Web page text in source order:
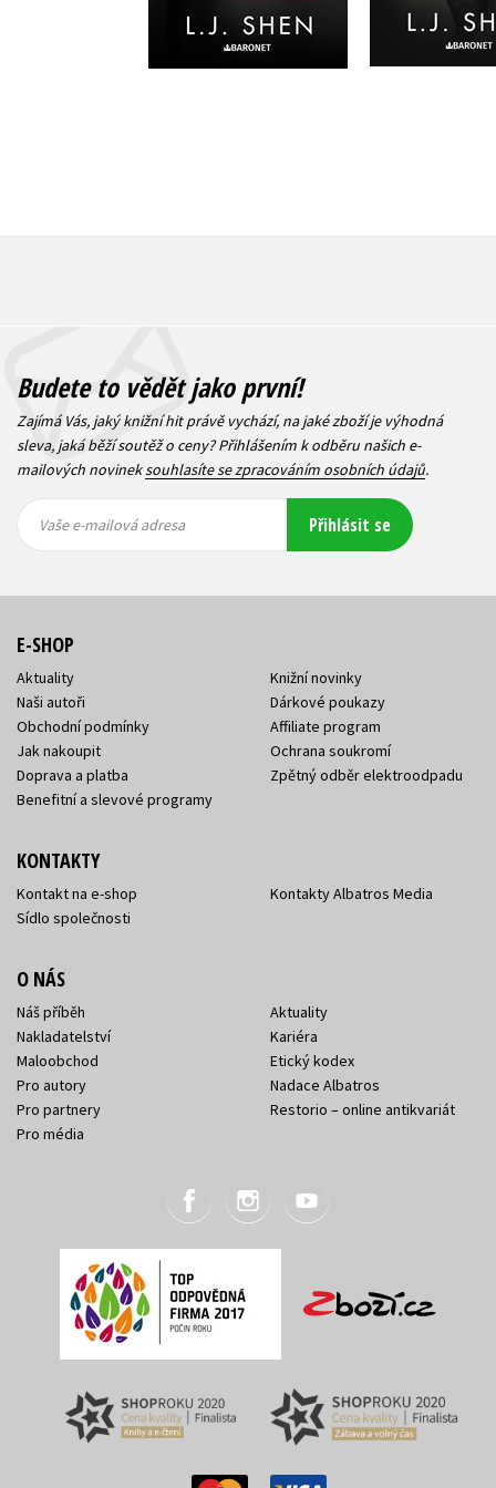
499 Kč
399 Kč 399 Kč
Budete to vědět jako první!
Zajímá Vás, jaký knižní hit právě vychází, na jaké zboží je výhodná
sleva, jaká běží soutěž o ceny? Přihlášením k odběru našich e-
mailových novineksouhlasíte se zpracováním osobních údajů.
mailová
mailová
Vaše e-mailová adresa Přihlásit se
E-SHOP
Aktuality
Naši autoři
Obchodní podmínky
Jak nakoupit
Doprava a platba
Benefitní a slevové programy
Knižní novinky
Dárkové poukazy
Affiliate program
Ochrana soukromí
Zpětný odběr elektroodpadu
KONTAKTY
Kontakt na e-shop
Sídlo společnosti
Kontakty Albatros Media
O NÁS
Náš příběh
Nakladatelství
Maloobchod
Pro autory
Pro partnery
Pro média
Aktuality
Kariéra
Etický kodex
Nadace Albatros
Restorio – online antikvariát